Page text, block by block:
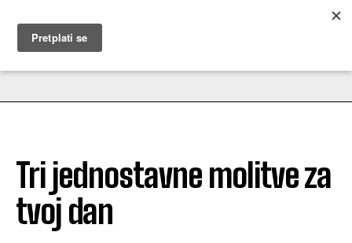
MUŽEVNI BUDITE
Tri jednostavne molitve za
tvoj dan